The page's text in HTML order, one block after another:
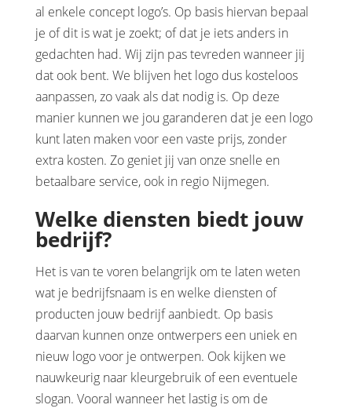
al enkele concept logo’s. Op basis hiervan bepaal
je of dit is wat je zoekt; of dat je iets anders in
gedachten had. Wij zijn pas tevreden wanneer jij
dat ook bent. We blijven het logo dus kosteloos
aanpassen, zo vaak als dat nodig is. Op deze
manier kunnen we jou garanderen dat je een logo
kunt laten maken voor een vaste prijs, zonder
extra kosten. Zo geniet jij van onze snelle en
betaalbare service, ook in regio Nijmegen.
Welke diensten biedt jouw
bedrijf?
Het is van te voren belangrijk om te laten weten
wat je bedrijfsnaam is en welke diensten of
producten jouw bedrijf aanbiedt. Op basis
daarvan kunnen onze ontwerpers een uniek en
nieuw logo voor je ontwerpen. Ook kijken we
nauwkeurig naar kleurgebruik of een eventuele
slogan. Vooral wanneer het lastig is om de